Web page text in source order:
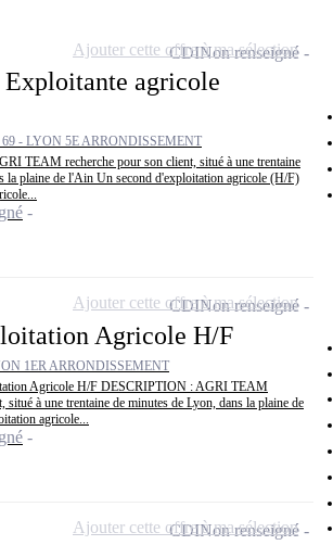
agricole
69 - LYON 5E ARRONDISSEMENT
TEAM recherche pour son client, situé à une trentaine
la plaine de l'Ain Un second d'exploitation agricole (H/F)
CDINon renseigné
Ajouter cette offre à ma sélection
Agricole H/F
1ER ARRONDISSEMENT
Agricole H/F DESCRIPTION : AGRI TEAM
situé à une trentaine de minutes de Lyon, dans la plaine de
agricole...
CDINon renseigné
Ajouter cette offre à ma sélection
CDINon renseigné
Ajouter cette offre à ma sélection